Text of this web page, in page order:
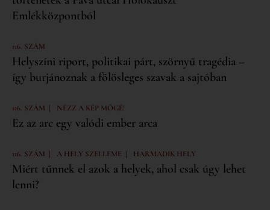
Emlékközpontból
116. SZÁM
Helyszíni riport, politikai párt, szörnyű tragédia –
így burjánoznak a fölösleges szavak a sajtóban
116. SZÁM | NÉZZ A KÉP MÖGÉ!
Ez az arc egy valódi ember arca
116. SZÁM | A HELY SZELLEME | HARMADIK HELY
Miért tűnnek el azok a helyek, ahol csak úgy lehet
lenni?